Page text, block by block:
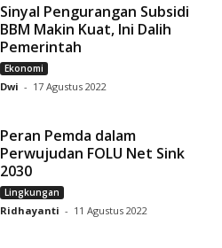
Sinyal Pengurangan Subsidi
BBM Makin Kuat, Ini Dalih
Pemerintah
Ekonomi
Dwi - 17 Agustus 2022
Peran Pemda dalam
Perwujudan FOLU Net Sink
2030
Lingkungan
Ridhayanti - 11 Agustus 2022